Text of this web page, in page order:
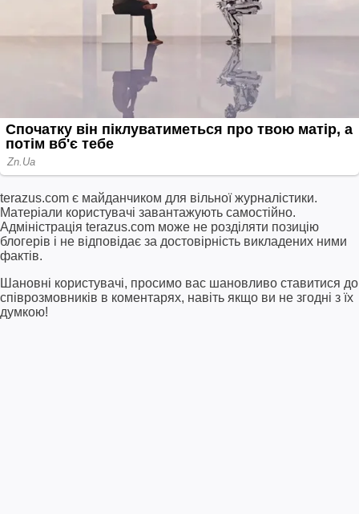
terazus.com є майданчиком для вільної журналістики.
Матеріали користувачі завантажують самостійно.
Адміністрація terazus.com може не розділяти позицію
блогерів і не відповідає за достовірність викладених ними
фактів.
Шановні користувачі, просимо вас шановливо ставитися до
співрозмовників в коментарях, навіть якщо ви не згодні з їх
думкою!